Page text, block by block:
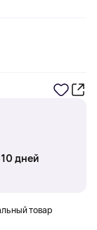
дней
товар